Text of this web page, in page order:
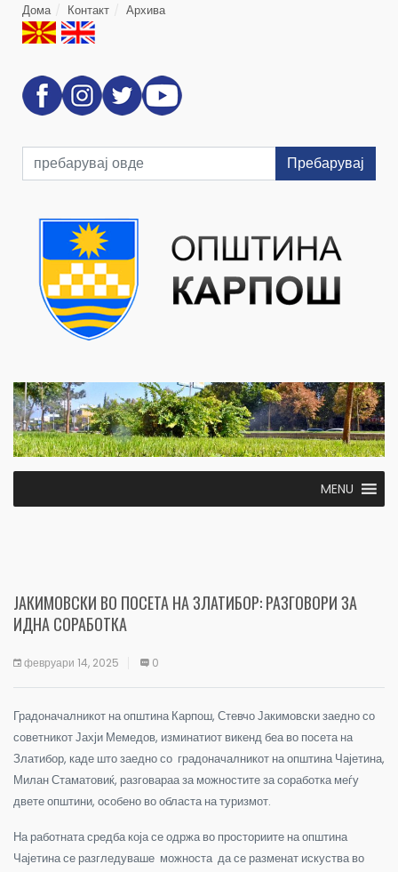
Дома Контакт Архива
Пребарувај
MENU
ЈАКИМОВСКИ ВО ПОСЕТА НА ЗЛАТИБОР: РАЗГОВОРИ ЗА
ИДНА СОРАБОТКА
февруари 14, 2025 0
Градоначалникот на општина Карпош, Стевчо Јакимовски заедно со
советникот Јахји Мемедов, изминатиот викенд беа во посета на
Златибор, каде што заедно со градоначалникот на општина Чајетина,
Милан Стаматовиќ, разговараа за можностите за соработка меѓу
двете општини, особено во областа на туризмот.
На работната средба која се одржа во просториите на општина
Чајетина се разгледуваше можноста да се разменат искуства во